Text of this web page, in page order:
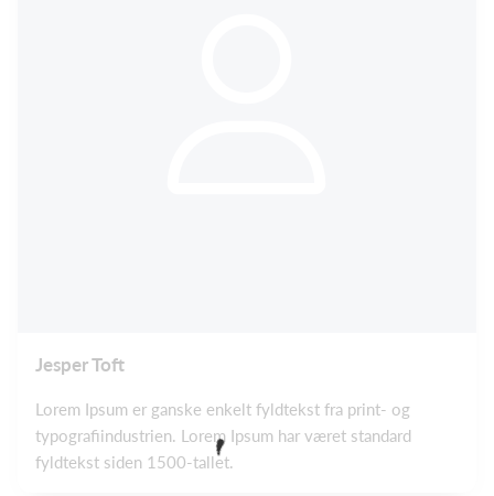
Jesper Toft
Lorem Ipsum er ganske enkelt fyldtekst fra print- og
typografiindustrien. Lorem Ipsum har været standard
fyldtekst siden 1500-tallet.